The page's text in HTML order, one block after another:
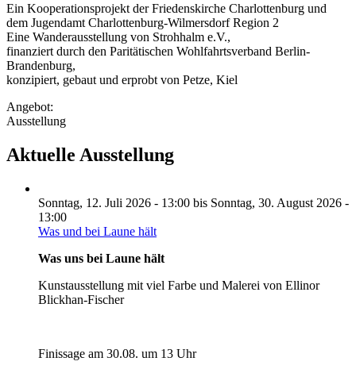
Ein Kooperationsprojekt der Friedenskirche Charlottenburg und
dem Jugendamt Charlottenburg-Wilmersdorf Region 2
Eine Wanderausstellung von Strohhalm e.V.,
finanziert durch den Paritätischen Wohlfahrtsverband Berlin-
Brandenburg,
konzipiert, gebaut und erprobt von Petze, Kiel
Angebot:
Ausstellung
Aktuelle Ausstellung
Sonntag, 12. Juli 2026 - 13:00 bis Sonntag, 30. August 2026 -
13:00
Was und bei Laune hält
Was uns bei Laune hält
Kunstausstellung mit viel Farbe und Malerei von Ellinor
Blickhan-Fischer
Finissage am 30.08. um 13 Uhr